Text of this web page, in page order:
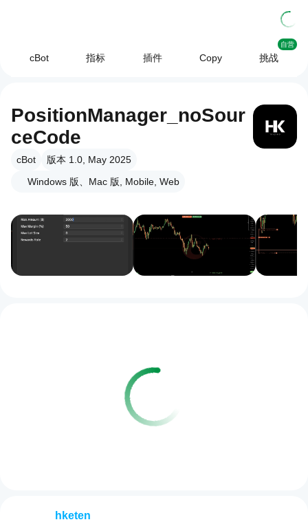
cBot 指标 插件 Copy 挑战
自营
PositionManager_noSour
ceCode
cBot
版本 1.0, May 2025
Windows 版、Mac 版, Mobile, Web
hketen